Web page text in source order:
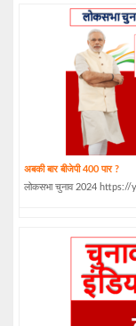
अबकी बार बीजेपी 400 पार ?
लोकसभा चुनाव 2024 https://